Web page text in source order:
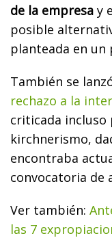
de la empresa y
posible
planteada en un
También se
rechazo a la
criticada incluso
kirchnerismo,
encontraba
convocatoria de
Ver también:
las 7